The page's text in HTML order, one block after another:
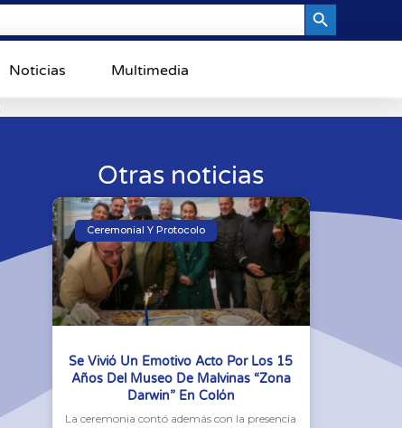
Noticias Multimedia
Otras noticias
Ceremonial Y Protocolo
Se Vivió Un Emotivo Acto Por Los 15
Años Del Museo De Malvinas “Zona
Darwin” En Colón
La ceremonia contó además con la presencia